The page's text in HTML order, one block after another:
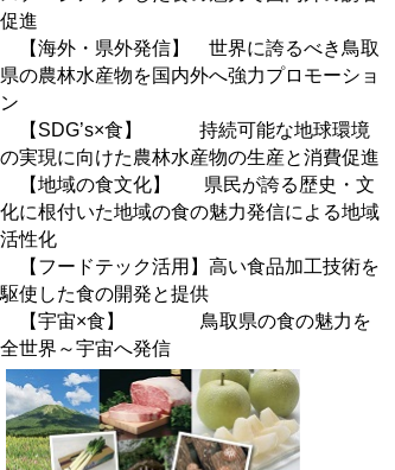
促進
【海外・県外発信】 世界に誇るべき鳥取
県の農林水産物を国内外へ強力プロモーショ
ン
【SDG’s×食】 持続可能な地球環境
の実現に向けた農林水産物の生産と消費促進
【地域の食文化】 県民が誇る歴史・文
化に根付いた地域の食の魅力発信による地域
活性化
【フードテック活用】高い食品加工技術を
駆使した食の開発と提供
【宇宙×食】 鳥取県の食の魅力を
全世界～宇宙へ発信